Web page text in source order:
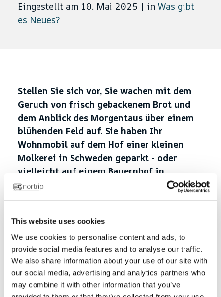
This website uses cookies
We use cookies to personalise content and ads, to
provide social media features and to analyse our traffic.
We also share information about your use of our site with
our social media, advertising and analytics partners who
may combine it with other information that you’ve
Eingestellt am 10. Mai 2025 | in Was gibt
es Neues?
Stellen Sie sich vor, Sie wachen mit dem
Geruch von frisch gebackenem Brot und
dem Anblick des Morgentaus über einem
blühenden Feld auf. Sie haben Ihr
Wohnmobil auf dem Hof einer kleinen
Molkerei in Schweden geparkt - oder
vielleicht auf einem Bauernhof in
Norwegen mit Blick auf einen Fjord und
die Berge. Ihr Gastgeber kommt heraus,
Ihnen zu plaudern. Sie haben nicht nur
eine kostenlose Unterkunft gefunden - Sie
haben eine Erfahrung gemacht, die etwas
bedeutet.